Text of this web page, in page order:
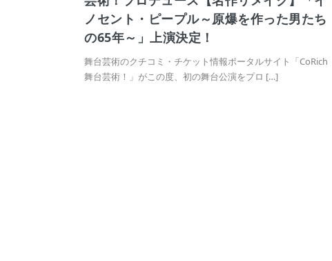
ノセント・ピープル～原爆を作った男たち
の65年～」上演決定！
舞台芸術のクチコミ・チケット情報ポータルサイト「CoRich
舞台芸術！」がこの度、初の舞台公演をプロ […]